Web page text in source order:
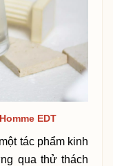
EDT
tác phẩm kinh
qua thử thách